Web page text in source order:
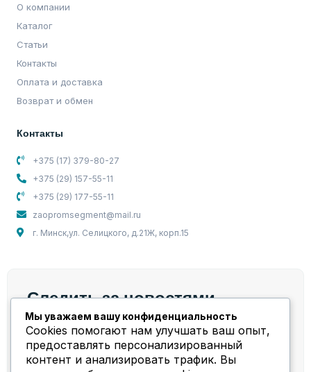
О компании
Каталог
Статьи
Контакты
Оплата и доставка
Возврат и обмен
Контакты
+375 (17) 379-80-27
+375 (29) 157-55-11
+375 (29) 177-55-11
zaopromsegment@mail.ru
г. Минск,ул. Селицкого, д.21Ж, корп.15
Следить за новостями
Мы берем на себя весь спектр работ и задач,
связанных с компрессорным оборудованием!
Мы уважаем вашу конфиденциальность
Cookies помогают нам улучшать ваш опыт,
предоставлять персонализированный
контент и анализировать трафик. Вы